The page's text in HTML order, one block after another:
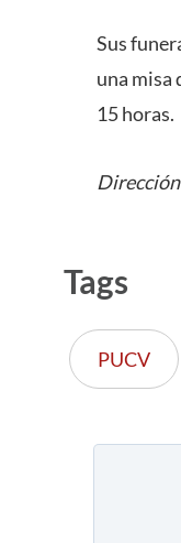
Sus
una misa
15 horas.
Tags
PUCV